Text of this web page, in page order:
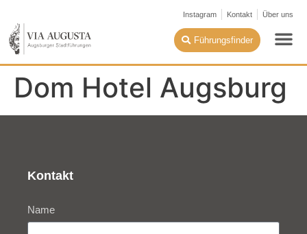
Instagram Kontakt Über uns
Führungsfinder
Dom Hotel Augsburg
Kontakt
Name